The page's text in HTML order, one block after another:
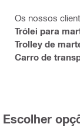
Os nossos
Trólei para
Trolley de
Carro de
Escolher